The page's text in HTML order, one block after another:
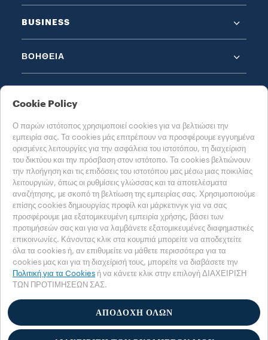
BUSINESS
ΒΟΉΘΕΙΑ
ΕΠΙΛΈΞΤΕ ΤΗ ΧΏΡΑ ΣΑΣ
ΕΛΛΑΔΑ
Πολιτική προστασίας προσωπικών δεδομένων
Πολιτική για τα cookies
Ρυθμίσεις cookies
Accessibility Statement
© 2025 LUIGI LAVAZZA SPA - Με την επιφύλαξη παντός δικαιώματος - ΑΦΜ
Cookie Policy
Ο παρών ιστότοπος χρησιμοποιεί cookies για να βελτιώσει την
εμπειρία σας. Τα cookies μάς επιτρέπουν να προσφέρουμε εγγυημένα
ορισμένες λειτουργίες για την ασφάλεια του ιστοτόπου, τη διαχείριση
του δικτύου και την πρόσβαση στον ιστότοπο. Τα cookies βελτιώνουν
την πλοήγηση και τις επιδόσεις του ιστοτόπου μας μέσω μιας ποικιλίας
λειτουργιών, όπως οι ρυθμίσεις γλώσσας και τα αποτελέσματα
αναζήτησης, με σκοπό τη βελτίωση της εμπειρίας σας. Χρησιμοποιούμε
επίσης cookies δημιουργίας προφίλ και μάρκετινγκ για να σας
προσφέρουμε μια εξατομικευμένη εμπειρία χρήσης, βάσει των
προτιμήσεών σας και για να λαμβάνετε εξατομικευμένες διαφημιστικές
επικοινωνίες. Κάνοντας κλικ στα κουμπιά μπορείτε να αποδεχτείτε
όλα τα cookies ή, αν επιθυμείτε να μάθετε περισσότερα για τα
cookies μας και για τη διαχείρισή τους, μπορείτε να διαβάσετε την
Πολιτική για τα Cookies ή να κάνετε κλικ στην επιλογή ΔΙΑΧΕΙΡΙΣΗ
ΤΩΝ ΠΡΟΤΙΜΗΣΕΩΝ ΣΑΣ.
ΑΠΟΔΟΧΗ ΟΛΩΝ